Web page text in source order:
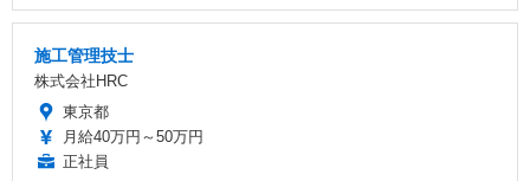
施工管理技士
株式会社HRC
東京都
月給40万円～50万円
正社員